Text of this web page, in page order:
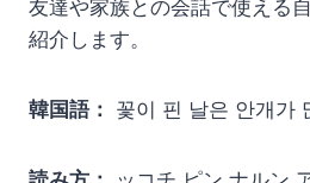
友達や家族との会話で使える
紹介します。
韓国語： 꽃이 핀 날은 안개가